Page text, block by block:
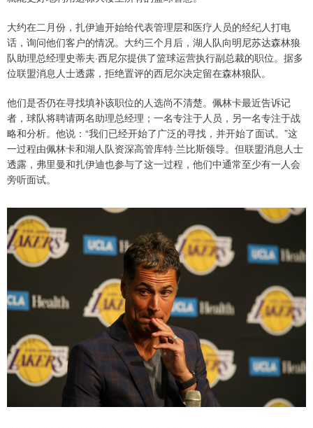
大约在二月份，扎伊迪开始给代表管理层和医疗人员的经纪人打电
话，询问他们客户的情况。大约三个月后，湖人队向明尼苏达森林狼
队助理总经理史蒂夫·西尼尔提供了篮球运营执行副总裁的职位。据多
位联盟消息人士透露，拒绝置评的西尼尔决定留在森林狼队。
他们是否仍在寻找填补该职位的人选尚不清楚。佩林卡最近告诉记
者，球队将聘请两名助理总经理；一名专注于人员，另一名专注于战
略和分析。他说：“我们已经开始了广泛的寻找，并开始了面试。”这
一过程由佩林卡和湖人队资深高管库特·兰比斯领导。但联盟消息人士
透露，弗里曼和扎伊迪也参与了这一过程，他们中通常至少有一人会
旁听面试。